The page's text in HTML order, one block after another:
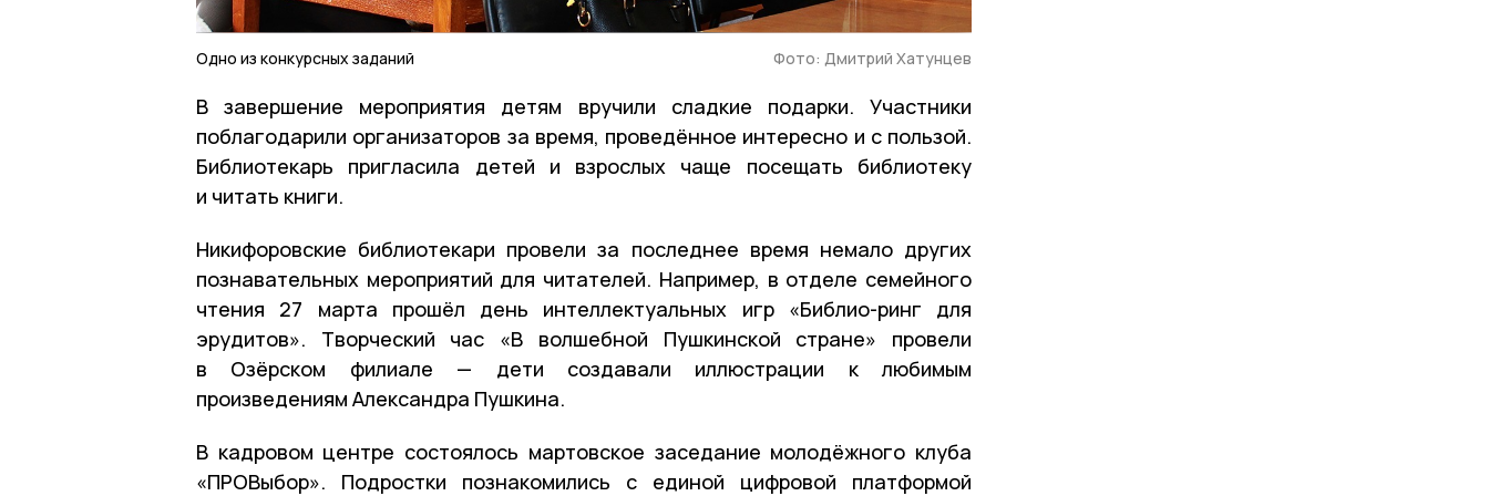
Одно из конкурсных заданий Фото: Дмитрий Хатунцев
В завершение мероприятия детям вручили сладкие подарки. Участники
поблагодарили организаторов за время, проведённое интересно и с пользой.
Библиотекарь пригласила детей и взрослых чаще посещать библиотеку
и читать книги.
Никифоровские библиотекари провели за последнее время немало других
познавательных мероприятий для читателей. Например, в отделе семейного
чтения 27 марта прошёл день интеллектуальных игр «Библио-ринг для
эрудитов». Творческий час «В волшебной Пушкинской стране» провели
в Озёрском филиале — дети создавали иллюстрации к любимым
произведениям Александра Пушкина.
В кадровом центре состоялось мартовское заседание молодёжного клуба
«ПРОВыбор». Подростки познакомились с единой цифровой платформой